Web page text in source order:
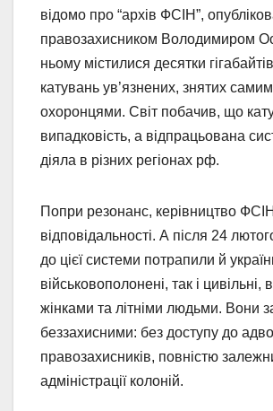
відомо про “архів ФСІН”,
правозахисником Володимиром
ньому містилися десятки
катувань ув’язнених, знятих
охоронцями. Світ побачив, що
випадковість, а відпрацьована
діяла в різних регіонах рф.
Попри резонанс, керівництво
відповідальності. А після 24
до цієї системи потрапили й
військовополонені, так і цивільні,
жінками та літніми людьми. Вони
беззахисними: без доступу до
правозахисників, повністю
адміністрації колоній.